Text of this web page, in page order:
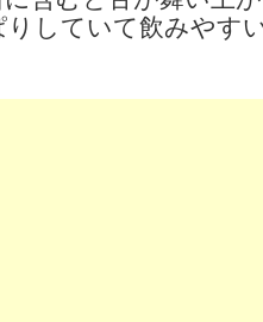
していて飲みやす